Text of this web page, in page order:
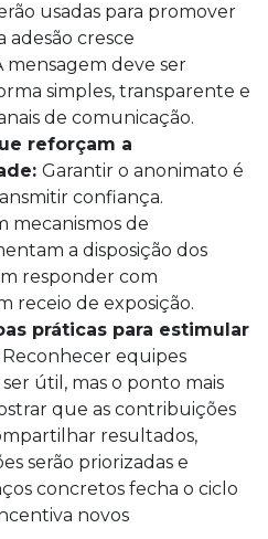
usadas para promover
adesão cresce
deve ser
simples, transparente e
de comunicação.
reforçam a
Garantir o anonimato é
confiança.
mecanismos de
a disposição dos
responder com
receio de exposição.
práticas para estimular
Reconhecer equipes
útil, mas o ponto mais
que as contribuições
resultados,
serão priorizadas e
concretos fecha o ciclo
novos